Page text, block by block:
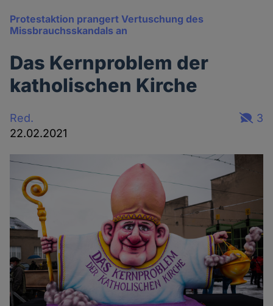
Protestaktion prangert Vertuschung des
Missbrauchsskandals an
Das Kernproblem der
katholischen Kirche
Red.
22.02.2021
3